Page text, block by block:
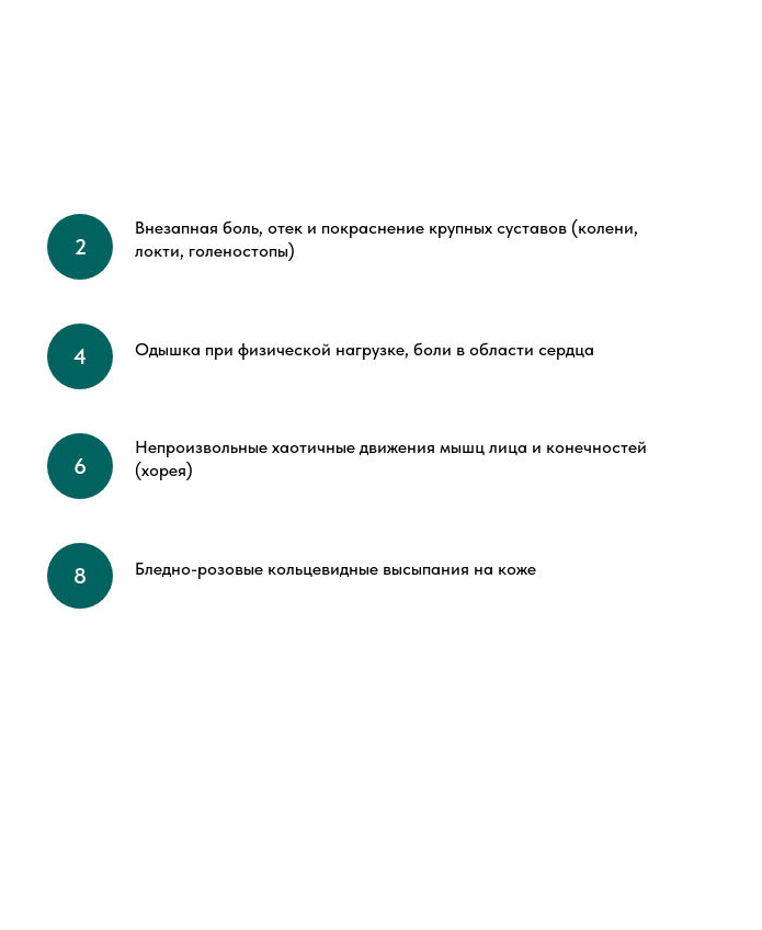
Внезапная боль, отек и покраснение крупных суставов (колени,
локти, голеностопы)
Одышка при физической нагрузке, боли в области сердца
Непроизвольные хаотичные движения мышц лица и конечностей
(хорея)
Бледно-розовые кольцевидные высыпания на коже